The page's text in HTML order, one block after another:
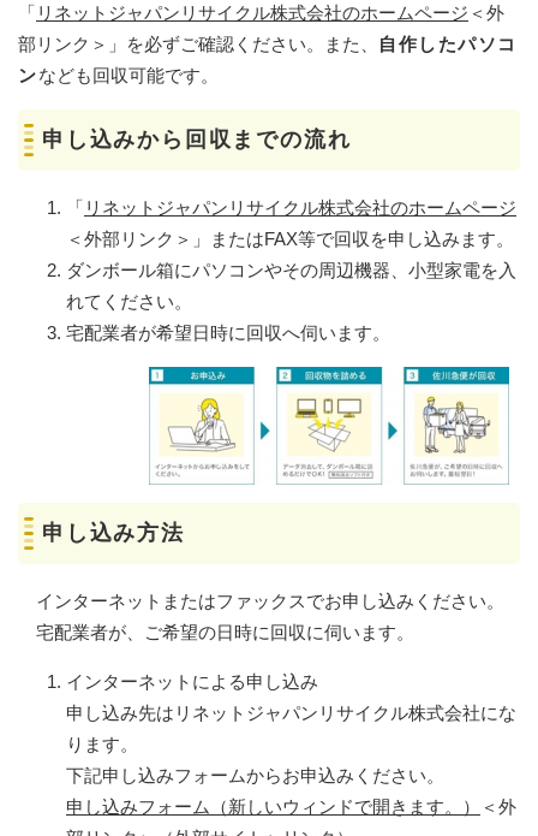
「 リネットジャパンリサイクル株式会社のホームページ ＜外
部リンク＞ 」を必ずご確認ください。また、
自作したパソコ
ンなども回収可能です。
申し込みから回収までの流れ
「 リネットジャパンリサイクル株式会社のホームページ
＜外部リンク＞ 」またはFAX等で回収を申し込みます。
ダンボール箱にパソコンやその周辺機器、小型家電を入
れてください。
宅配業者が希望日時に回収へ伺います。
申し込み方法
インターネットまたはファックスでお申し込みください。
宅配業者が、ご希望の日時に回収に伺います。
インターネットによる申し込み
申し込み先はリネットジャパンリサイクル株式会社にな
ります。
下記申し込みフォームからお申込みください。
申し込みフォーム（新しいウィンドで開きます。）
＜外